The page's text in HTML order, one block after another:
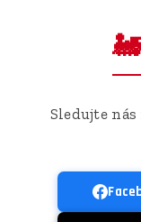
Sledujte